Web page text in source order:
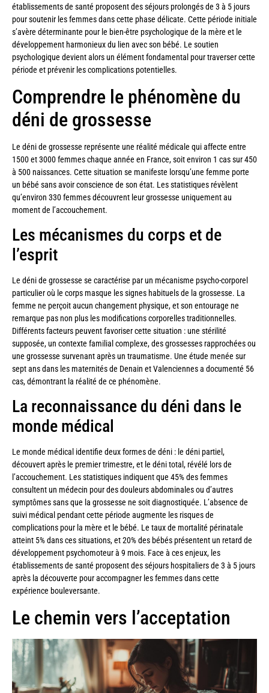
établissements de santé proposent des séjours prolongés de 3 à 5 jours
pour soutenir les femmes dans cette phase délicate. Cette période initiale
s’avère déterminante pour le bien-être psychologique de la mère et le
développement harmonieux du lien avec son bébé. Le soutien
psychologique devient alors un élément fondamental pour traverser cette
période et prévenir les complications potentielles.
Comprendre le phénomène du
déni de grossesse
Le déni de grossesse représente une réalité médicale qui affecte entre
1500 et 3000 femmes chaque année en France, soit environ 1 cas sur 450
à 500 naissances. Cette situation se manifeste lorsqu’une femme porte
un bébé sans avoir conscience de son état. Les statistiques révèlent
qu’environ 330 femmes découvrent leur grossesse uniquement au
moment de l’accouchement.
Les mécanismes du corps et de
l’esprit
Le déni de grossesse se caractérise par un mécanisme psycho-corporel
particulier où le corps masque les signes habituels de la grossesse. La
femme ne perçoit aucun changement physique, et son entourage ne
remarque pas non plus les modifications corporelles traditionnelles.
Différents facteurs peuvent favoriser cette situation : une stérilité
supposée, un contexte familial complexe, des grossesses rapprochées ou
une grossesse survenant après un traumatisme. Une étude menée sur
sept ans dans les maternités de Denain et Valenciennes a documenté 56
cas, démontrant la réalité de ce phénomène.
La reconnaissance du déni dans le
monde médical
Le monde médical identifie deux formes de déni : le déni partiel,
découvert après le premier trimestre, et le déni total, révélé lors de
l’accouchement. Les statistiques indiquent que 45% des femmes
consultent un médecin pour des douleurs abdominales ou d’autres
symptômes sans que la grossesse ne soit diagnostiquée. L’absence de
suivi médical pendant cette période augmente les risques de
complications pour la mère et le bébé. Le taux de mortalité périnatale
atteint 5% dans ces situations, et 20% des bébés présentent un retard de
développement psychomoteur à 9 mois. Face à ces enjeux, les
établissements de santé proposent des séjours hospitaliers de 3 à 5 jours
après la découverte pour accompagner les femmes dans cette
expérience bouleversante.
Le chemin vers l’acceptation